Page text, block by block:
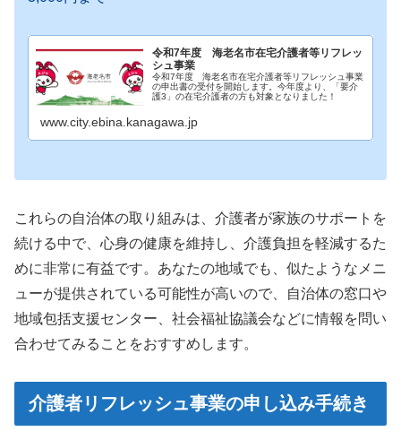
令和7年度 海老名市在宅介護者等リフレッ
シュ事業
令和7年度 海老名市在宅介護者等リフレッシュ事業
の申出書の受付を開始します。今年度より、「要介
護3」の在宅介護者の方も対象となりました！
www.city.ebina.kanagawa.jp
これらの自治体の取り組みは、介護者が家族のサポートを
続ける中で、心身の健康を維持し、介護負担を軽減するた
めに非常に有益です。あなたの地域でも、似たようなメニ
ューが提供されている可能性が高いので、自治体の窓口や
地域包括支援センター、社会福祉協議会などに情報を問い
合わせてみることをおすすめします。
介護者リフレッシュ事業の申し込み手続き